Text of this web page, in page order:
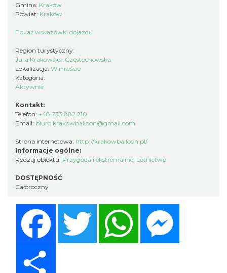
Gmina: Kraków
Powiat: Kraków
Pokaż wskazówki dojazdu
Region turystyczny:
Jura Krakowsko-Częstochowska
Lokalizacja: W mieście
Kategoria:
Aktywnie
Kontakt:
Telefon: +48 733 882 210
Email: biuro.krakowballoon@gmail.com
Strona internetowa: http://krakowballoon.pl/
Informacje ogólne:
Rodzaj obiektu: Przygoda i ekstremalnie Lotnictwo
DOSTĘPNOŚĆ
Całoroczny
Twitter WhatsApp